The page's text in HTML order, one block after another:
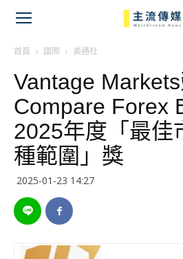
首頁 國際 美通社
Vantage
Compare Forex
2025年度「最佳
種範圍」獎
2025-01-23 14:27